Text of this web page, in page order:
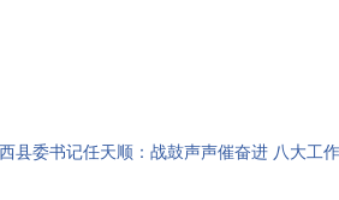
县委书记任天顺：战鼓声声催奋进 八大工